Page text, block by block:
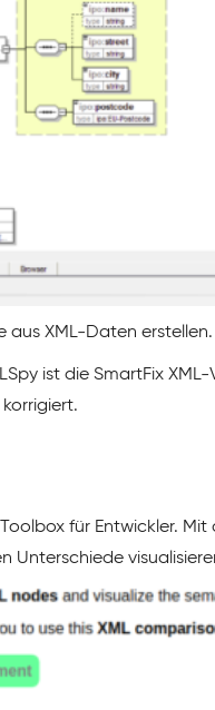
aus XML-Daten erstellen.
ist die SmartFix
für Entwickler.
Unterschiede